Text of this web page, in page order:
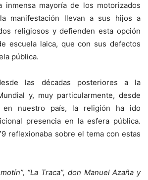
inmensa mayoría de los motorizados
manifestación llevan a sus hijos a
religiosos y defienden esta opción
escuela laica, que con sus defectos
pública.
las décadas posteriores a la
y, muy particularmente, desde
en nuestro país, la religión ha ido
presencia en la esfera pública.
reflexionaba sobre el tema con estas
“La Traca”, don Manuel Azaña y